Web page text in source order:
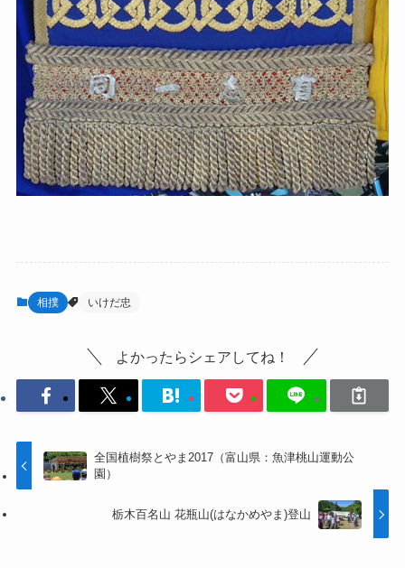
相撲 いけだ忠
よかったらシェアしてね！
全国植樹祭とやま2017（富山県：魚津桃山運動公
園）
栃木百名山 花瓶山(はなかめやま)登山